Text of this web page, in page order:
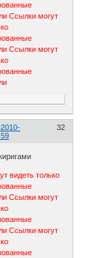
Ссылки могут
Ссылки могут
32
2010-
видеть только
Ссылки могут
Ссылки могут